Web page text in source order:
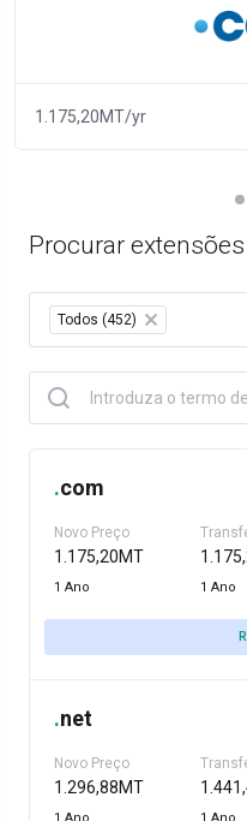
1.175,20MT/yr
Procurar
Table Filter
Todos (452) ×
.com
Novo Preço
1.175,20MT
1 Ano 1 Ano
.net
Novo Preço
1.296,88MT